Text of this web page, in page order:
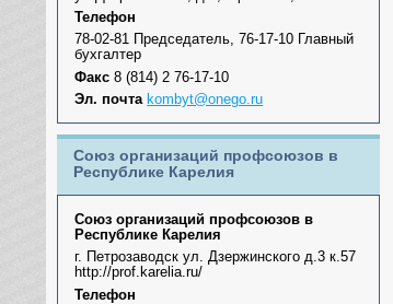
Телефон
78-02-81 Председатель, 76-17-10 Главный
бухгалтер
Факс 8 (814) 2 76-17-10
Эл. почта kombyt@onego.ru
Союз организаций профсоюзов в
Республике Карелия
Союз организаций профсоюзов в
Республике Карелия
г. Петрозаводск ул. Дзержинского д.3 к.57
http://prof.karelia.ru/
Телефон